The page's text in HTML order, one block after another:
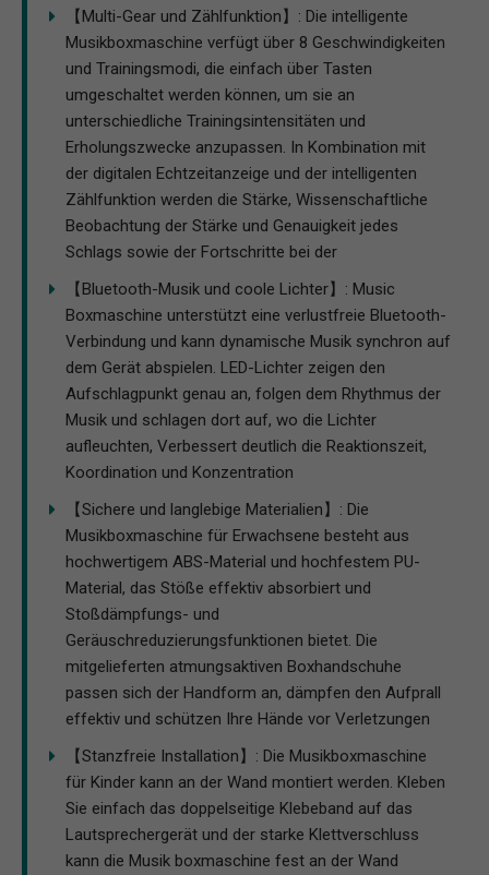
【Multi-Gear und Zählfunktion】: Die intelligente
Musikboxmaschine verfügt über 8 Geschwindigkeiten
und Trainingsmodi, die einfach über Tasten
umgeschaltet werden können, um sie an
unterschiedliche Trainingsintensitäten und
Erholungszwecke anzupassen. In Kombination mit
der digitalen Echtzeitanzeige und der intelligenten
Zählfunktion werden die Stärke, Wissenschaftliche
Beobachtung der Stärke und Genauigkeit jedes
Schlags sowie der Fortschritte bei der
【Bluetooth-Musik und coole Lichter】: Music
Boxmaschine unterstützt eine verlustfreie Bluetooth-
Verbindung und kann dynamische Musik synchron auf
dem Gerät abspielen. LED-Lichter zeigen den
Aufschlagpunkt genau an, folgen dem Rhythmus der
Musik und schlagen dort auf, wo die Lichter
aufleuchten, Verbessert deutlich die Reaktionszeit,
Koordination und Konzentration
【Sichere und langlebige Materialien】: Die
Musikboxmaschine für Erwachsene besteht aus
hochwertigem ABS-Material und hochfestem PU-
Material, das Stöße effektiv absorbiert und
Stoßdämpfungs- und
Geräuschreduzierungsfunktionen bietet. Die
mitgelieferten atmungsaktiven Boxhandschuhe
passen sich der Handform an, dämpfen den Aufprall
effektiv und schützen Ihre Hände vor Verletzungen
【Stanzfreie Installation】: Die Musikboxmaschine
für Kinder kann an der Wand montiert werden. Kleben
Sie einfach das doppelseitige Klebeband auf das
Lautsprechergerät und der starke Klettverschluss
kann die Musik boxmaschine fest an der Wand